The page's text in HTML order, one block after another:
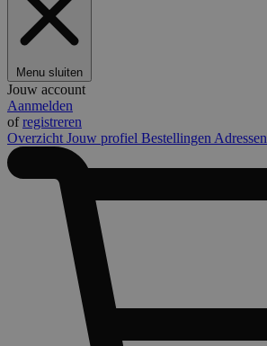
Menu sluiten
Jouw account
Aanmelden
ofregistreren
Overzicht Jouw profiel Bestellingen Adressen